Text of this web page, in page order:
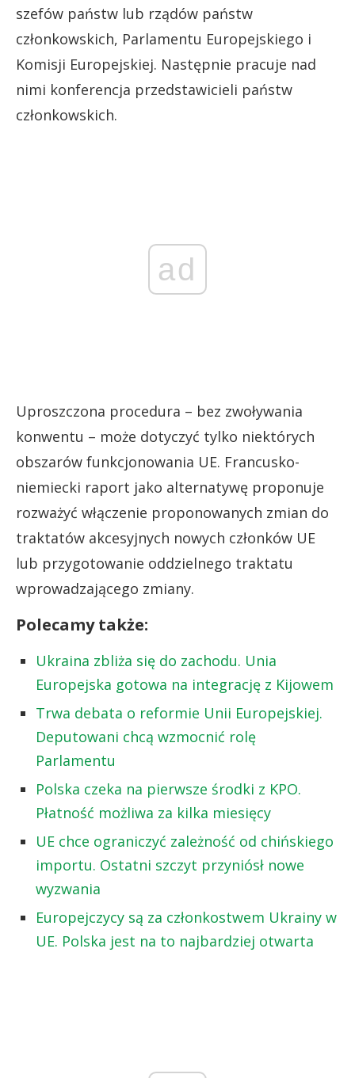
szefów państw lub rządów państw
członkowskich, Parlamentu Europejskiego i
Komisji Europejskiej. Następnie pracuje nad
nimi konferencja przedstawicieli państw
członkowskich.
ad
Uproszczona procedura – bez zwoływania
konwentu – może dotyczyć tylko niektórych
obszarów funkcjonowania UE. Francusko-
niemiecki raport jako alternatywę proponuje
rozważyć włączenie proponowanych zmian do
traktatów akcesyjnych nowych członków UE
lub przygotowanie oddzielnego traktatu
wprowadzającego zmiany.
Polecamy także:
Ukraina zbliża się do zachodu. Unia
Europejska gotowa na integrację z Kijowem
Trwa debata o reformie Unii Europejskiej.
Deputowani chcą wzmocnić rolę
Parlamentu
Polska czeka na pierwsze środki z KPO.
Płatność możliwa za kilka miesięcy
UE chce ograniczyć zależność od chińskiego
importu. Ostatni szczyt przyniósł nowe
wyzwania
Europejczycy są za członkostwem Ukrainy w
UE. Polska jest na to najbardziej otwarta